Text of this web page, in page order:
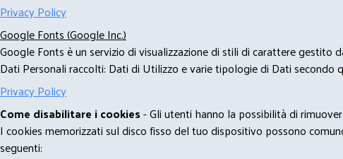
Privacy Policy
Google Fonts (Google Inc.)
Google Fonts è un servizio di visualizzazione di stili di carattere
Dati Personali raccolti: Dati di Utilizzo e varie tipologie di Dati
Privacy Policy
Come disabilitare i cookies- Gli utenti hanno la possibilità di
I cookies memorizzati sul disco fisso del tuo dispositivo possono
seguenti: